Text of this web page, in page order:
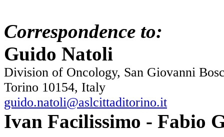
Correspondence to:
Guido Natoli
Division of Oncology, San Giovanni
Torino 10154, Italy
guido.natoli@aslcittaditorino.it
Ivan Facilissimo - Fabio